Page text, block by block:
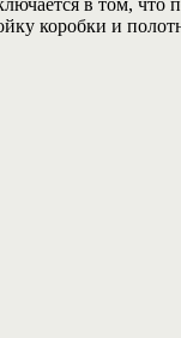
в том, что
коробки и